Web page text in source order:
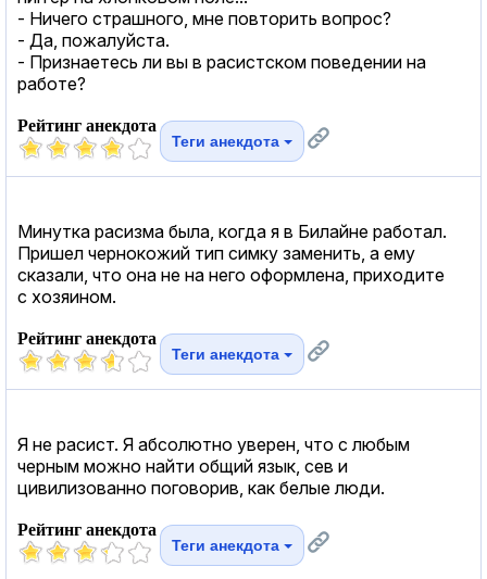
- Ничего страшного, мне повторить вопрос?
- Да, пожалуйста.
- Признаетесь ли вы в расистском поведении на
работе?
Рейтинг анекдота
Теги анекдота
Минутка расизма была, когда я в Билайне работал.
Пришел чернокожий тип симку заменить, а ему
сказали, что она не на него оформлена, приходите
с хозяином.
Рейтинг анекдота
Теги анекдота
Я не расист. Я абсолютно уверен, что с любым
черным можно найти общий язык, сев и
цивилизованно поговорив, как белые люди.
Рейтинг анекдота
Теги анекдота